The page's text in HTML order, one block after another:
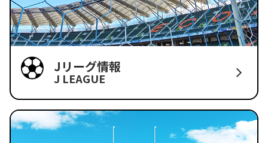
Jリーグ情報
J LEAGUE